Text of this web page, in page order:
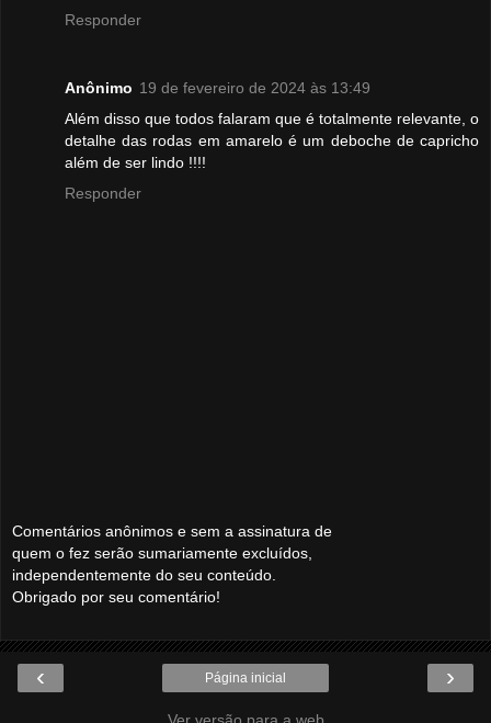
Responder
Anônimo 19 de fevereiro de 2024 às 13:49
Além disso que todos falaram que é totalmente relevante, o
detalhe das rodas em amarelo é um deboche de capricho
além de ser lindo !!!!
Responder
Comentários anônimos e sem a assinatura de
quem o fez serão sumariamente excluídos,
independentemente do seu conteúdo.
Obrigado por seu comentário!
‹ ›
Página inicial